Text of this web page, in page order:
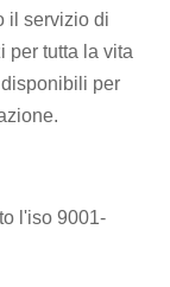
il servizio di
per tutta la vita
per
l'iso 9001-